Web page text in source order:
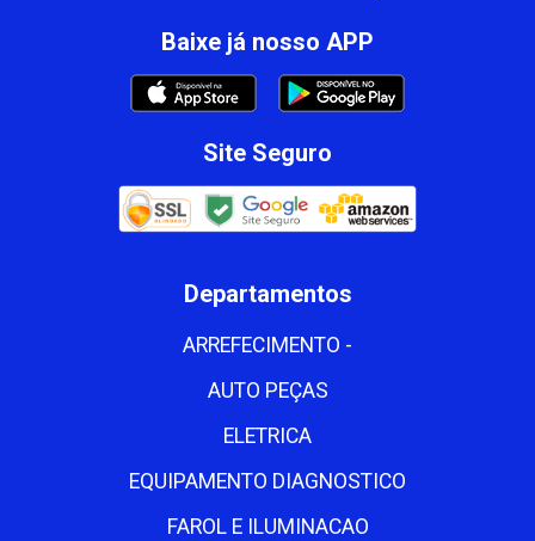
Baixe já nosso APP
Site Seguro
Departamentos
ARREFECIMENTO -
AUTO PEÇAS
ELETRICA
EQUIPAMENTO DIAGNOSTICO
FAROL E ILUMINACAO